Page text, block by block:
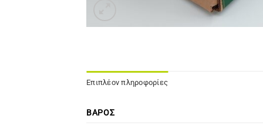
Επιπλέον πληροφορίες
ΒΆΡΟΣ